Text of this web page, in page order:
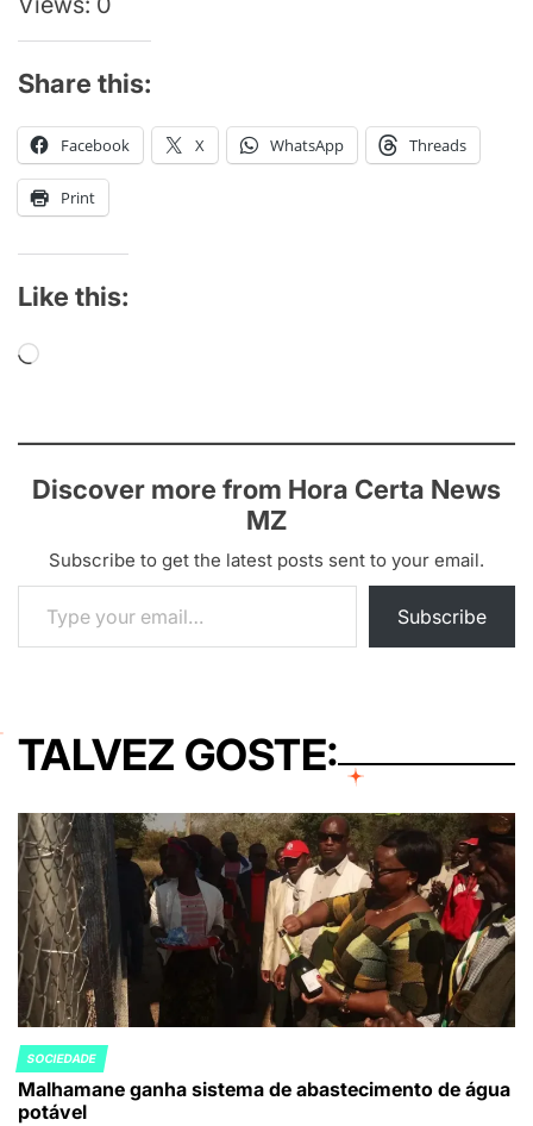
Share this:
Facebook X WhatsApp Threads
Print
Like this:
Loading…
Discover more from Hora Certa News
MZ
Subscribe to get the latest posts sent to your email.
Type your email…
Subscribe
TALVEZ GOSTE:
POSTED
IN
SOCIEDADE
Malhamane ganha sistema de abastecimento de água
potável